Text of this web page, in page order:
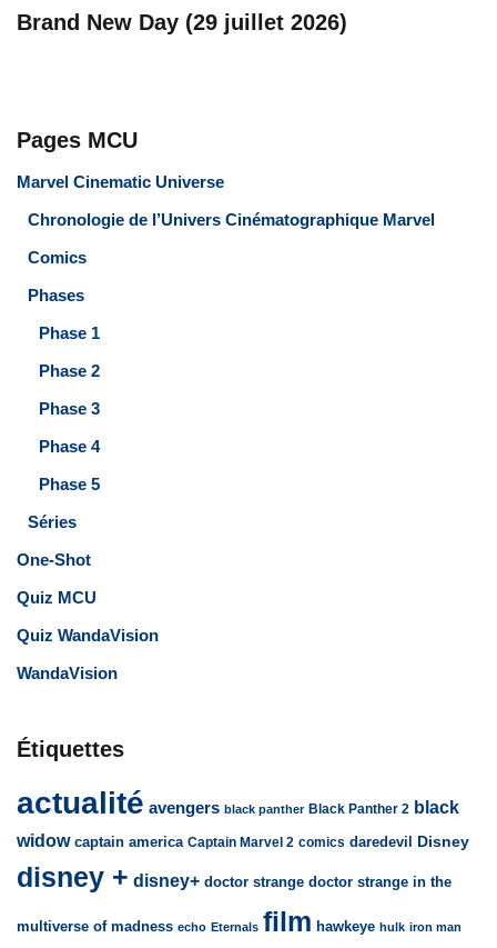
Brand New Day (29 juillet 2026)
Pages MCU
Marvel Cinematic Universe
Chronologie de l’Univers Cinématographique Marvel
Comics
Phases
Phase 1
Phase 2
Phase 3
Phase 4
Phase 5
Séries
One-Shot
Quiz MCU
Quiz WandaVision
WandaVision
Étiquettes
actualité avengers black panther Black Panther 2 black
widow captain america Captain Marvel 2 comics daredevil Disney
disney + disney+ doctor strange doctor strange in the
multiverse of madness echo Eternals film hawkeye hulk iron man